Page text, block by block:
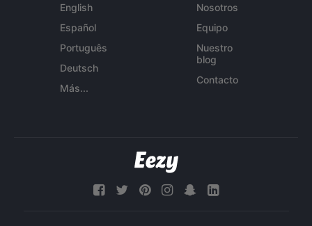
English
Español
Português
Deutsch
Más...
Nosotros
Equipo
Nuestro
blog
Contacto